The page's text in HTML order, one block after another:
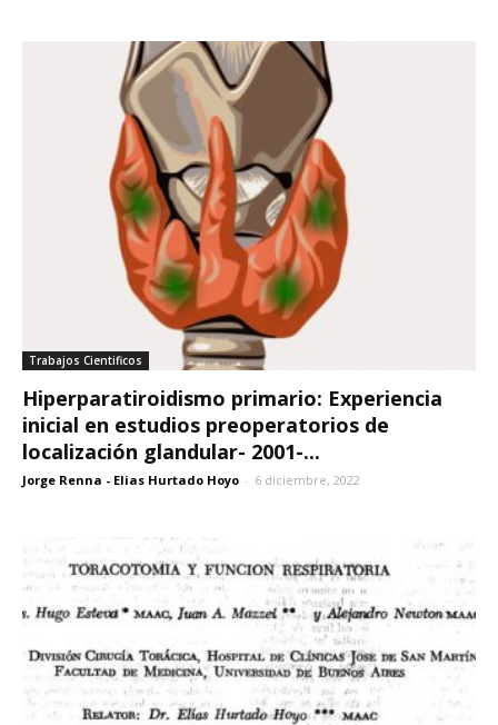
Trabajos Cientificos
Hiperparatiroidismo primario: Experiencia
inicial en estudios preoperatorios de
localización glandular- 2001-...
Jorge Renna - Elias Hurtado Hoyo - 6 diciembre, 2022